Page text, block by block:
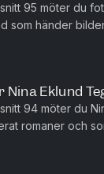
95 möter du
som händer
och i dag händer
Eklund
94 möter du
romaner och
Tegar och